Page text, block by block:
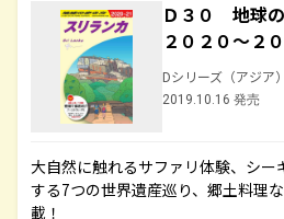
Ｄ３０ 地球
２０２０～２
Dシリーズ（アジア
2019.10.16 発売
大自然に触れるサファリ体験、シー
する7つの世界遺産巡り、郷土料理
載！